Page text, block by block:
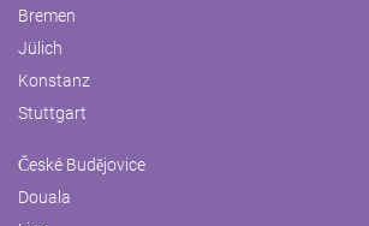
Bremen
Jülich
Konstanz
Stuttgart
České Budějovice
Douala